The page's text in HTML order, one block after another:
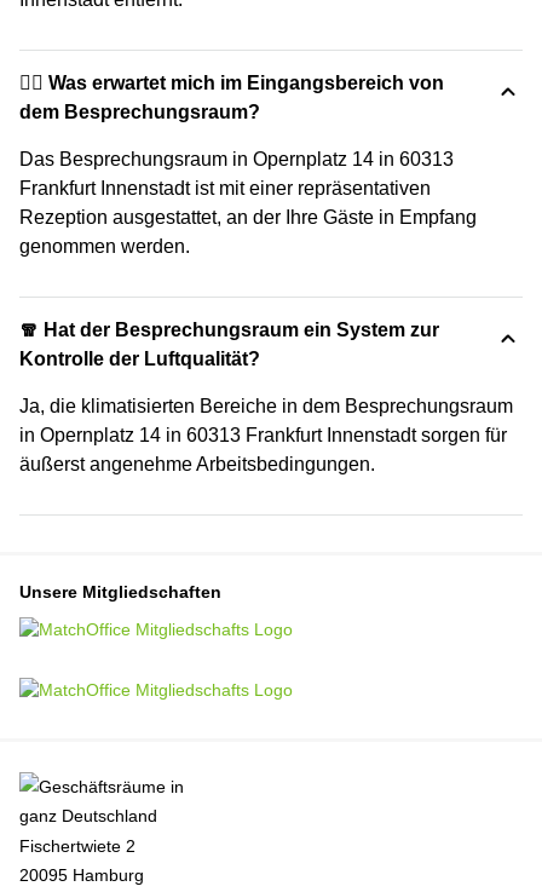
🙋‍♀️ Was erwartet mich im Eingangsbereich von
dem Besprechungsraum?
Das Besprechungsraum in Opernplatz 14 in 60313
Frankfurt Innenstadt ist mit einer repräsentativen
Rezeption ausgestattet, an der Ihre Gäste in Empfang
genommen werden.
🧣 Hat der Besprechungsraum ein System zur
Kontrolle der Luftqualität?
Ja, die klimatisierten Bereiche in dem Besprechungsraum
in Opernplatz 14 in 60313 Frankfurt Innenstadt sorgen für
äußerst angenehme Arbeitsbedingungen.
Unsere Mitgliedschaften
Fischertwiete 2
20095 Hamburg